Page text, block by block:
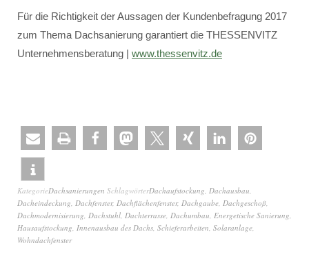
Für die Richtigkeit der Aussagen der Kundenbefragung 2017
zum Thema Dachsanierung garantiert die THESSENVITZ
Unternehmensberatung | www.thessenvitz.de
KategorieDachsanierungen SchlagwörterDachaufstockung, Dachausbau,
Dacheindeckung, Dachfenster, Dachflächenfenster, Dachgaube, Dachgeschoß,
Dachmodernisierung, Dachstuhl, Dachterrasse, Dachumbau, Energetische Sanierung,
Hausaufstockung, Innenausbau des Dachs, Schieferarbeiten, Solaranlage,
Wohndachfenster